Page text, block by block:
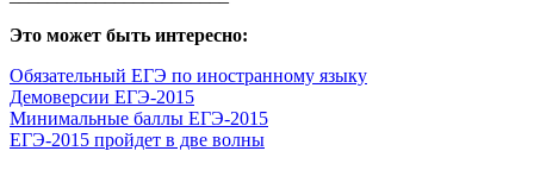
Это может быть интересно:
Обязательный ЕГЭ по иностранному языку
Демоверсии ЕГЭ-2015
Минимальные баллы ЕГЭ-2015
ЕГЭ-2015 пройдет в две волны